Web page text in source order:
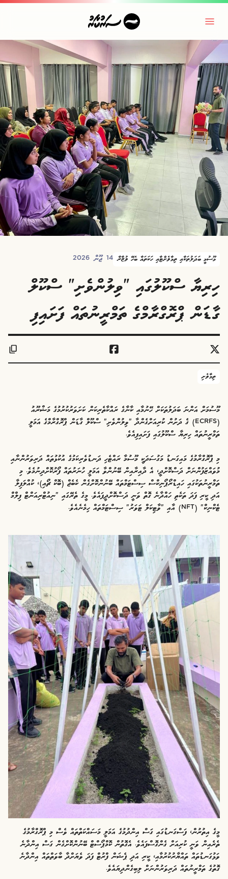
މޫސުމީ ބަދަލުތަކާއި ތިމާވެށްޓާއި ހަކަތައާ ބެހޭ ވުޒާރާ 14 ޖޫން 2026
ހިރިޔާ ސްކޫލުގައި "ވިލުންވެށި" ސްކޫލް
ގާޑަން ޕްރޮގްރާމްގެ ތަމްރީނުތައް ފަށައިފި
ތިމާވެށި
މޫސުމަށް އަންނަ ބަދަލުތަކަށް ހޭނުމާއި ކާނާގެ ރައްކާތެރިކަން ކަށަވަރުކުރުމުގެ މަޝްރޫއު
(ECRFS) ގެ ދަށުން ކުރިއަށްގެންދާ "ވިލުންވެށި" ސްކޫލް ގާޑަން ޕްރޮގްރާމްގެ އަމަލީ
ތަމްރީނުތައް ހިރިޔާ ސްކޫލުގައި ފަށައިފިއެވެ.
މި ޕްރޮގްރާމުގެ މައިގަނޑު މަގުސަދަކީ މޫސުމާ ރައްޓެހި ދަނޑުވެރިކަމުގެ އުކުޅުތައް ދަރިވަރުންނާއި
މުވައްޒަފުންނަށް ދަސްކޮށްދީ، އެ ދާއިރާއިން ބޭނުންވާ އަމަލީ ހުނަރުތައް ފޯރުކޮށްދިނުމެވެ. މި
ތަމްރީނުތަކުގައި ހައިޑްރޯޕޯނިކްސް ސިސްޓަމްތައް ބޭނުންކޮށްގެން ކެބެޖް (ބޮކް ޗޯއި)، ކުއްލަފިލާ
އަދި ކީރި ފަދަ ތަކެތި ހައްދާނެ ގޮތް ވަނީ ދަސްކޮށްދީފައެވެ. މީގެ ތެރޭގައި "ނިއުޓްރިއަންޓް ފިލްމް
ޓެކްނިކް" (NFT) އާއި "ވާޓިކަލް ޓަވަރު" ސިސްޓަމްތައް ހިމެނެއެވެ.
މީގެ އިތުރުން، ފަސްގަނޑުގައި ގަސް އިންދުމުގެ އަމަލީ މަސައްކަތްތައް ވެސް މި ޕްރޮގްރާމުގެ
ތެރެއިން ވަނީ ކުރިއަށް ގެންގޮސްފައެވެ. އެގޮތުން ކޮމްޕޯސްޓް ބޭނުންކޮށްގެން ގަސް އިންދާނެ
ވަޅުގަނޑުތައް ތައްޔާރުކުރުމާއި، ކީރި އަދި ޕެޝަން ފްރުޓް ފަދަ ވެޔަށްދާ ބާވަތްތައް އިންދާނެ
ގޮތުގެ ތަމްރީނުތައް ދަރިވަރުންނަށް ލިބިގެންދިޔައެވެ.